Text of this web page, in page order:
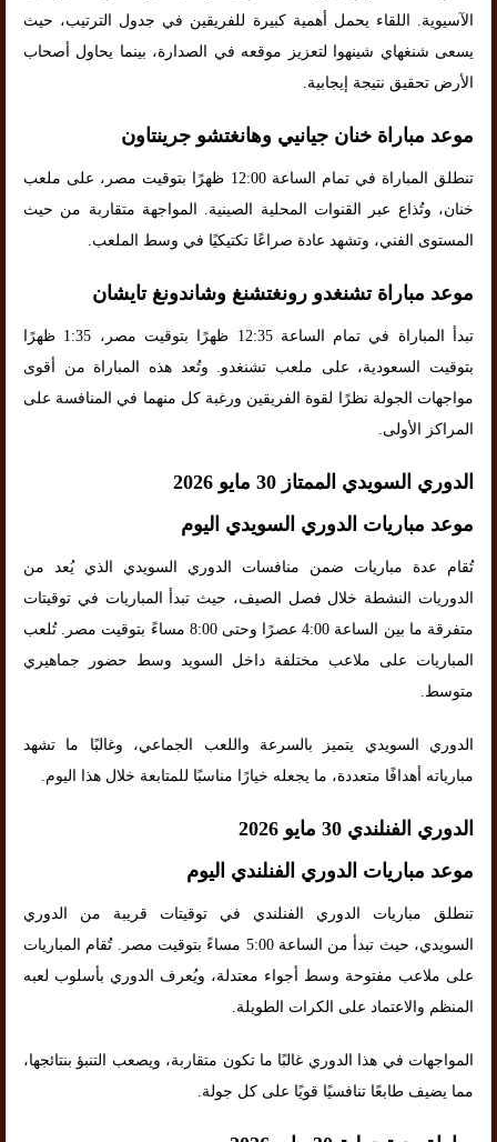
الآسيوية. اللقاء يحمل أهمية كبيرة للفريقين في جدول الترتيب، حيث
يسعى شنغهاي شينهوا لتعزيز موقعه في الصدارة، بينما يحاول أصحاب
الأرض تحقيق نتيجة إيجابية.
موعد مباراة خنان جيانيي وهانغتشو جرينتاون
تنطلق المباراة في تمام الساعة 12:00 ظهرًا بتوقيت مصر، على ملعب
خنان، وتُذاع عبر القنوات المحلية الصينية. المواجهة متقاربة من حيث
المستوى الفني، وتشهد عادة صراعًا تكتيكيًا في وسط الملعب.
موعد مباراة تشنغدو رونغتشنغ وشاندونغ تايشان
تبدأ المباراة في تمام الساعة 12:35 ظهرًا بتوقيت مصر، 1:35 ظهرًا
بتوقيت السعودية، على ملعب تشنغدو. وتُعد هذه المباراة من أقوى
مواجهات الجولة نظرًا لقوة الفريقين ورغبة كل منهما في المنافسة على
المراكز الأولى.
الدوري السويدي الممتاز 30 مايو 2026
موعد مباريات الدوري السويدي اليوم
تُقام عدة مباريات ضمن منافسات الدوري السويدي الذي يُعد من
الدوريات النشطة خلال فصل الصيف، حيث تبدأ المباريات في توقيتات
متفرقة ما بين الساعة 4:00 عصرًا وحتى 8:00 مساءً بتوقيت مصر. تُلعب
المباريات على ملاعب مختلفة داخل السويد وسط حضور جماهيري
متوسط.
الدوري السويدي يتميز بالسرعة واللعب الجماعي، وغالبًا ما تشهد
مبارياته أهدافًا متعددة، ما يجعله خيارًا مناسبًا للمتابعة خلال هذا اليوم.
الدوري الفنلندي 30 مايو 2026
موعد مباريات الدوري الفنلندي اليوم
تنطلق مباريات الدوري الفنلندي في توقيتات قريبة من الدوري
السويدي، حيث تبدأ من الساعة 5:00 مساءً بتوقيت مصر. تُقام المباريات
على ملاعب مفتوحة وسط أجواء معتدلة، ويُعرف الدوري بأسلوب لعبه
المنظم والاعتماد على الكرات الطويلة.
المواجهات في هذا الدوري غالبًا ما تكون متقاربة، ويصعب التنبؤ بنتائجها،
مما يضيف طابعًا تنافسيًا قويًا على كل جولة.